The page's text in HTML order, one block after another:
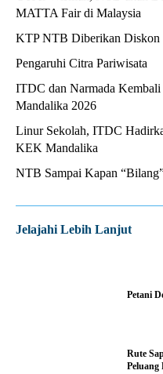
MATTA Fair di Malaysia
KTP NTB Diberikan Diskon
Pengaruhi Citra Pariwisata
ITDC dan Narmada
Mandalika 2026
Linur Sekolah, ITDC
KEK Mandalika
NTB Sampai Kapan
Jelajahi Lebih Lanjut
Petani
Rute
Peluang